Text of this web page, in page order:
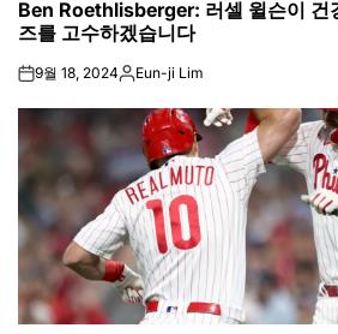
IN
Ben Roethlisberger: 러셀 윌슨이 건
즈를 고수하겠습니다
on9월 18, 2024Posted
Eun-ji Lim